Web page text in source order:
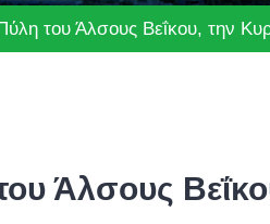
του Άλσους Βεΐκου, την
Άλσους